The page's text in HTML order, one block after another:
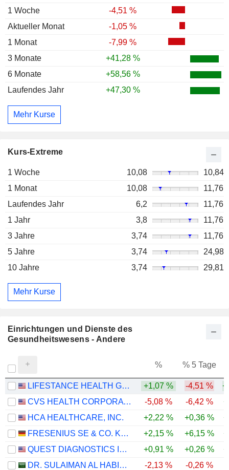
1 Woche
-4,51 %
Aktueller Monat
-1,05 %
1 Monat
-7,99 %
3 Monate
+41,28 %
6 Monate
+58,56 %
Laufendes Jahr
+47,30 %
Mehr Kurse
Kurs-Extreme
1 Woche 10,08
10,84
1 Monat
10,08
11,76
Laufendes Jahr
6,2
11,76
1 Jahr
3,8
11,76
3 Jahre
3,74
11,76
5 Jahre
3,74
24,98
10 Jahre
3,74 29,81
Mehr Kurse
Einrichtungen und Dienste des
Gesundheitswesens - Andere
% % 5 Tage
LIFESTANCE HEALTH GROUP, INC. +1,07 % -4,51 %
CVS HEALTH CORPORATION
-5,08 % -6,42 %
HCA HEALTHCARE, INC.
+2,22 % +0,36 %
FRESENIUS SE & CO. KGAA
+2,15 % +6,15 %
QUEST DIAGNOSTICS INCORPORATED
+0,91 % +0,26 %
DR. SULAIMAN AL HABIB MEDICAL SERVICES GROUP COMPANY
-2,13 % -0,26 %